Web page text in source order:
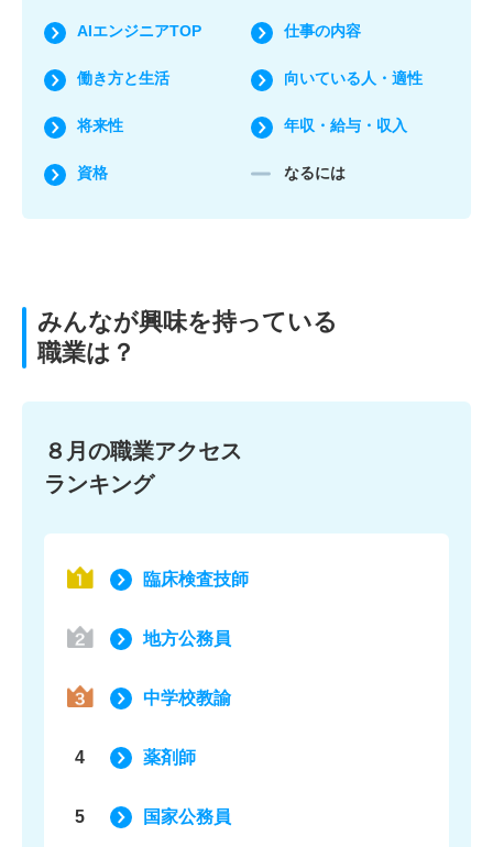
AIエンジニアTOP 仕事の内容
働き方と生活 向いている人・適性
将来性 年収・給与・収入
資格 なるには
みんなが興味を持っている
職業は？
８月の職業アクセス
ランキング
臨床検査技師
地方公務員
中学校教諭
4 薬剤師
5 国家公務員